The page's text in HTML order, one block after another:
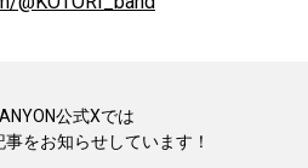
公式Xでは
事をお知らせしています！